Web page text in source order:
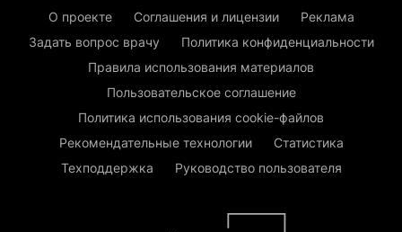
О проекте Соглашения и лицензии
Реклама
Задать вопрос врачу
Политика конфиденциальности
Правила использования материалов
Пользовательское соглашение
Политика использования cookie-файлов
Рекомендательные технологии
Статистика
Техподдержка
Руководство пользователя